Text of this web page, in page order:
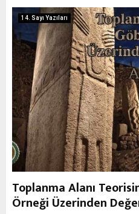
14. Sayı Yazıları
Toplanma Alanı
Örneği Üzerinden